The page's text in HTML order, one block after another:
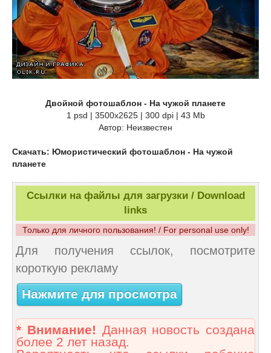
Двойной фотошаблон - На чужой планете
1 psd | 3500x2625 | 300 dpi | 43 Mb
Автор: Неизвестен
Скачать: Юмористический фотошаблон - На чужой
планете
Ссылки на файлы для загрузки / Download
links
Только для личного пользования! / For personal use only!
Для получения ссылок, посмотрите
короткую рекламу
Нажмите для просмотра
* Внимание! Данная новость создана
более 2 лет назад.